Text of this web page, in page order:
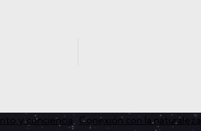
y conciencia, Conexión con la naturaleza